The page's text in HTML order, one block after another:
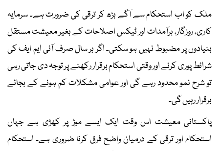
ملک کو اب استحکام سے آگے بڑھ کر ترقی کی ضرورت ہے۔ سرمایہ
کاری، روزگار، برآمدات اور ٹیکس اصلاحات کے بغیر معیشت مستقل
بنیادوں پر مضبوط نہیں ہو سکتی۔ اگر ہر سال صرف آئی ایم ایف کی
شرائط پوری کرنے اور وقتی استحکام برقرار رکھنے پر توجہ دی جاتی رہی
تو شرح نمو محدود رہے گی اور عوامی مشکلات کم ہونے کے بجائے
برقرار رہیں گی۔
پاکستانی معیشت اس وقت ایک ایسے موڑ پر کھڑی ہے جہاں
استحکام اور ترقی کے درمیان واضح فرق کرنا ضروری ہے۔ استحکام